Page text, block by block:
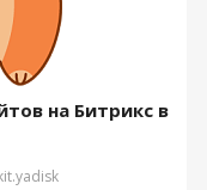
на Битрикс в